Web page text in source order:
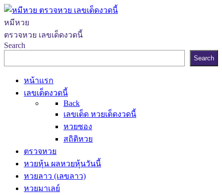
หมีหวย
ตรวจหวย เลขเด็ดงวดนี้
Search
Search
หน้าแรก
เลขเด็ดงวดนี้
Back
เลขเด็ด หวยเด็ดงวดนี้
หวยซอง
สถิติหวย
ตรวจหวย
หวยหุ้น ผลหวยหุ้นวันนี้
หวยลาว (เลขลาว)
หวยมาเลย์